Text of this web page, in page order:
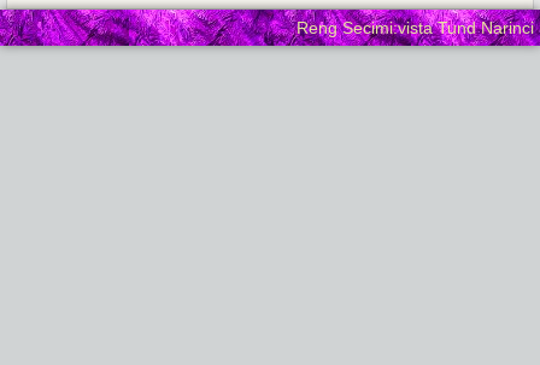
Reng Secimi:vista Tund Narinci